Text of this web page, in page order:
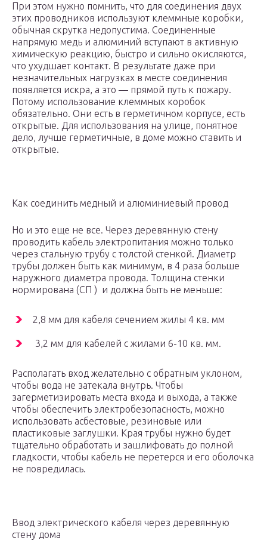
При этом нужно помнить, что для соединения двух
этих проводников используют клеммные коробки,
обычная скрутка недопустима. Соединенные
напрямую медь и алюминий вступают в активную
химическую реакцию, быстро и сильно окисляются,
что ухудшает контакт. В результате даже при
незначительных нагрузках в месте соединения
появляется искра, а это — прямой путь к пожару.
Потому использование клеммных коробок
обязательно. Они есть в герметичном корпусе, есть
открытые. Для использования на улице, понятное
дело, лучше герметичные, в доме можно ставить и
открытые.
Как соединить медный и алюминиевый провод
Но и это еще не все. Через деревянную стену
проводить кабель электропитания можно только
через стальную трубу с толстой стенкой. Диаметр
трубы должен быть как минимум, в 4 раза больше
наружного диаметра провода. Толщина стенки
нормирована (СП ) и должна быть не меньше:
2,8 мм для кабеля сечением жилы 4 кв. мм
3,2 мм для кабелей с жилами 6-10 кв. мм.
Располагать вход желательно с обратным уклоном,
чтобы вода не затекала внутрь. Чтобы
загерметизировать места входа и выхода, а также
чтобы обеспечить электробезопасность, можно
использовать асбестовые, резиновые или
пластиковые заглушки. Края трубы нужно будет
тщательно обработать и зашлифовать до полной
гладкости, чтобы кабель не перетерся и его оболочка
не повредилась.
Ввод электрического кабеля через деревянную
стену дома